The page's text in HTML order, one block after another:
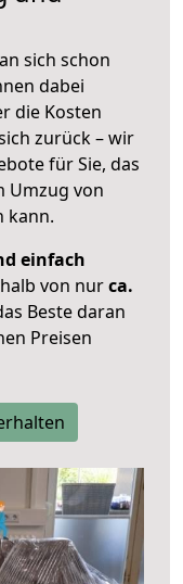
sich schon
dabei
die Kosten
zurück – wir
für Sie, das
Umzug von
kann.
einfach
von nurca.
Beste daran
Preisen